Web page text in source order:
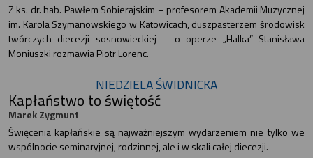
Z ks. dr. hab. Pawłem Sobierajskim – profesorem Akademii Muzycznej
im. Karola Szymanowskiego w Katowicach, duszpasterzem środowisk
twórczych diecezji sosnowieckiej – o operze „Halka” Stanisława
Moniuszki rozmawia Piotr Lorenc.
NIEDZIELA ŚWIDNICKA
Kapłaństwo to świętość
Marek Zygmunt
Święcenia kapłańskie są najważniejszym wydarzeniem nie tylko we
wspólnocie seminaryjnej, rodzinnej, ale i w skali całej diecezji.